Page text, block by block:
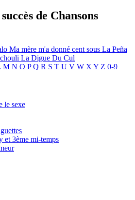
de Chansons
Ma mère m'a donné cent sous La Peña
La Digue Du Cul
M N O P Q R S T U V W X Y Z 0-9
le sexe
et 3ème mi-temps